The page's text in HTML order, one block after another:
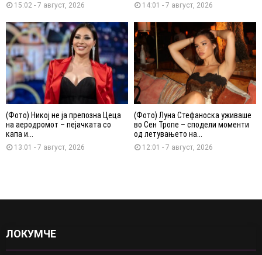
15:02 - 7 август, 2026 14:01 - 7 август, 2026
(Фото) Никој не ја препозна Цеца
на аеродромот – пејачката со
капа и...
13:01 - 7 август, 2026
(Фото) Луна Стефаноска уживаше
во Сен Тропе – сподели моменти
од летувањето на...
12:01 - 7 август, 2026
ЛОКУМЧЕ